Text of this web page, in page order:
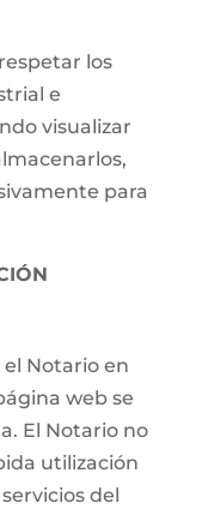
los
e
visualizar
para
Notario en
web se
El Notario no
utilización
del